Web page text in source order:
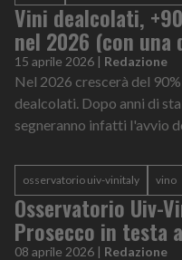
Vini dealcolati,
nel 2026 (con
15 aprile 2026 | Redazione
Nel 2026 crescerà del
dealcolati. Dopo anni di
segneranno infatti l'avvio
osservatorio uiv-vinitaly vino
Osservatorio Uiv-
Prosecco in testa
08 aprile 2026 | Redazione